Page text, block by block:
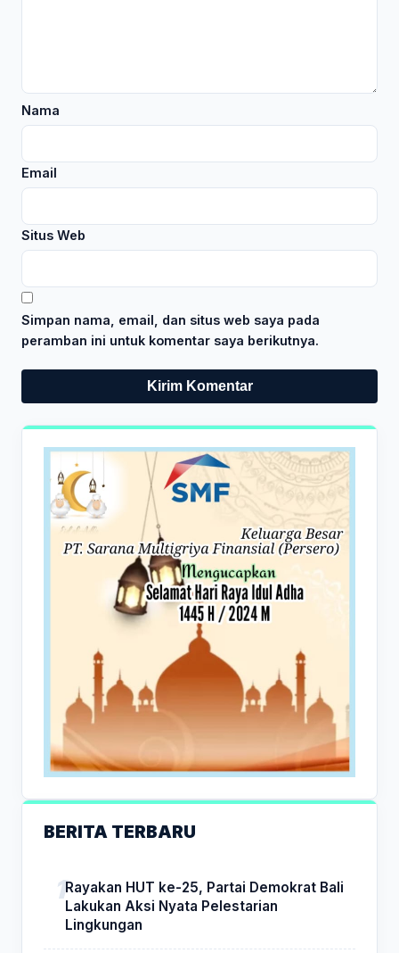
Nama
Email
Situs Web
Simpan nama, email, dan situs web saya pada
peramban ini untuk komentar saya berikutnya.
BERITA TERBARU
Rayakan HUT ke-25, Partai Demokrat Bali
Lakukan Aksi Nyata Pelestarian
Lingkungan